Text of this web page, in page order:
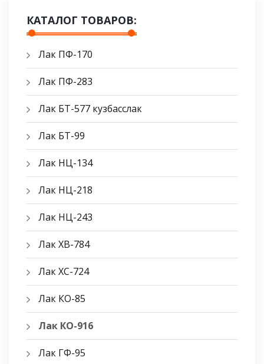
КАТАЛОГ ТОВАРОВ:
Лак ПФ-170
Лак ПФ-283
Лак БТ-577 кузбасслак
Лак БТ-99
Лак НЦ-134
Лак НЦ-218
Лак НЦ-243
Лак ХВ-784
Лак ХС-724
Лак КО-85
Лак КО-916
Лак ГФ-95